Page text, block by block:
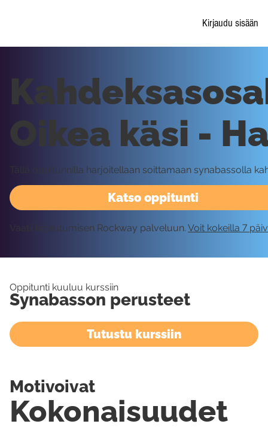
Kirjaudu sisään
Katso oppitunti
Oikea käsi -
Tällä oppitunnilla harjoitellaan soittamaan synabassolla
Vaatii kirjautumisen Rockway palveluun. Voit kokeilla 7
Oppitunti kuuluu kurssiin
Synabasson perusteet
Tutustu kurssiin
Kokonaisuudet
Motivoivat